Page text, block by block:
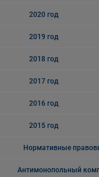
2020 год
2019 год
2018 год
2017 год
2016 год
2015 год
Нормативные
Антимонопольный